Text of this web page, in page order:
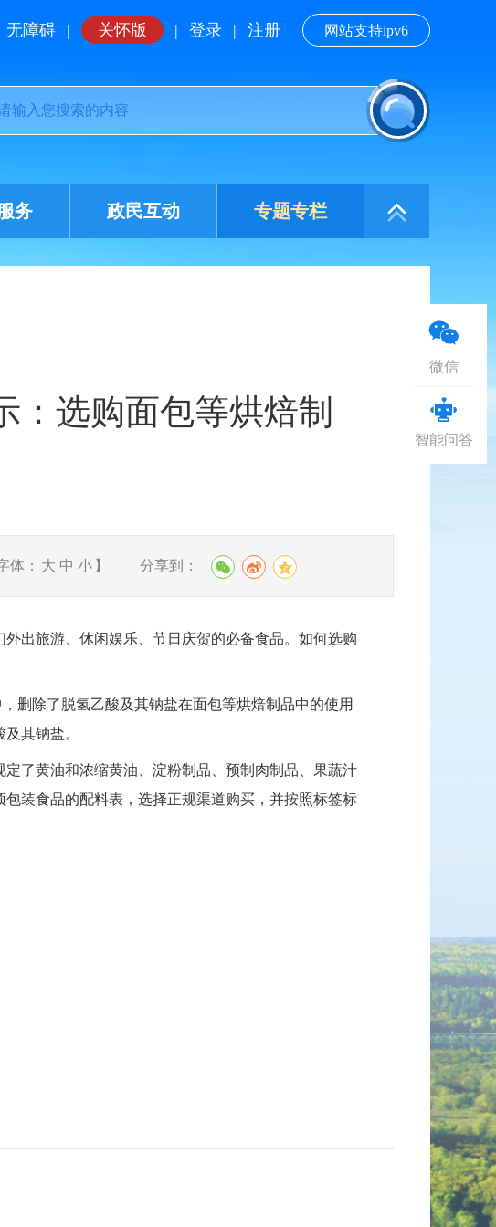
无障碍 | 关怀版 | 登录 | 注册 网站支持ipv6
务 政民互动 专题专栏
：选购面包等烘焙制
体： 大 中 小 】 分享到：
出旅游、休闲娱乐、节日庆贺的必备食品。如何选购
，删除了脱氢乙酸及其钠盐在面包等烘焙制品中的使用
其钠盐。
了黄油和浓缩黄油、淀粉制品、预制肉制品、果蔬汁
装食品的配料表，选择正规渠道购买，并按照标签标
微信
智能问答